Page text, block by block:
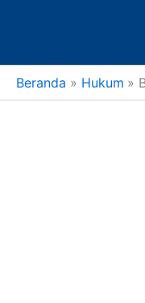
Beranda Hukum